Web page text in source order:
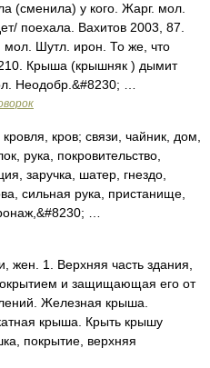
(сменила) у кого. Жарг. мол.
поехала. Вахитов 2003, 87.
мол. Шутл. ирон. То же, что
Крыша (крышняк ) дымит
Неодобр.&#8230; …
кров; связи, чайник, дом,
рука, покровительство,
заручка, шатер, гнездо,
сильная рука, пристанище,
…
1. Верхняя часть здания,
и защищающая его от
Железная крыша.
крыша. Крыть крышу
покрытие, верхняя